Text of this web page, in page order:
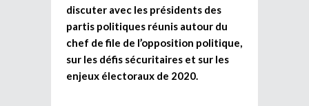
discuter avec les présidents des
partis politiques réunis autour du
chef de file de l’opposition politique,
sur les défis sécuritaires et sur les
enjeux électoraux de 2020.